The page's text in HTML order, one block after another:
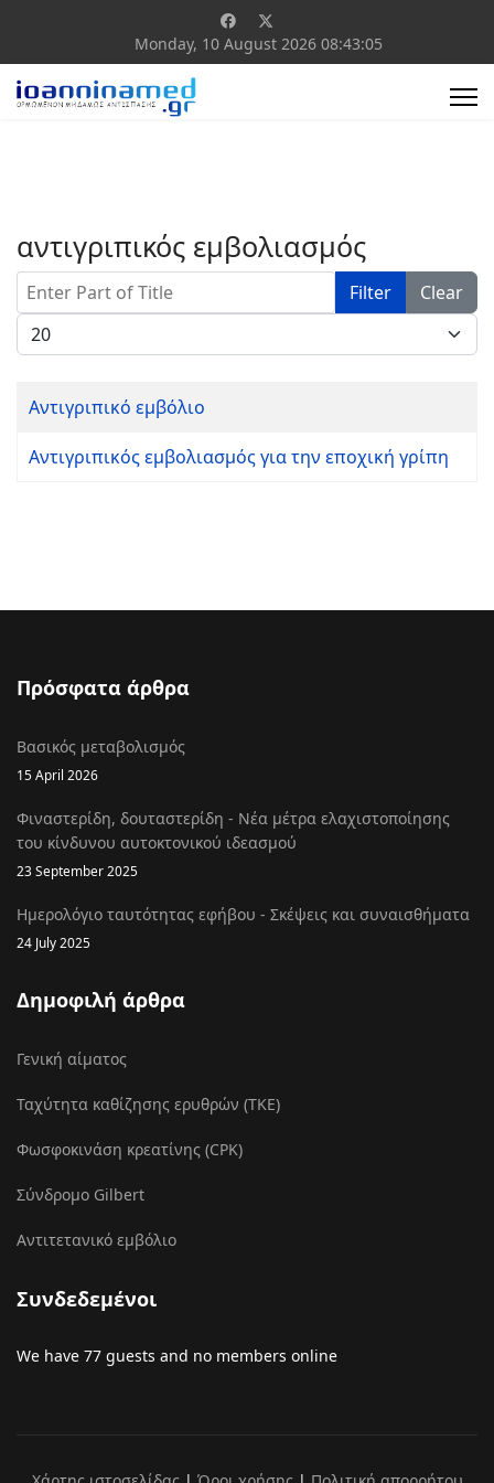
Monday, 10 August 2026 08:43:05
αντιγριπικός εμβολιασμός
Enter Part of Title Filter
Clear
Display #
Αντιγριπικό εμβόλιο
Αντιγριπικός εμβολιασμός για την εποχική γρίπη
Πρόσφατα άρθρα
Βασικός μεταβολισμός
15 April 2026
Φιναστερίδη, δουταστερίδη - Νέα μέτρα ελαχιστοποίησης
του κίνδυνου αυτοκτονικού ιδεασμού
23 September 2025
Ημερολόγιο ταυτότητας εφήβου - Σκέψεις και συναισθήματα
24 July 2025
Δημοφιλή άρθρα
Γενική αίματος
Ταχύτητα καθίζησης ερυθρών (ΤΚΕ)
Φωσφοκινάση κρεατίνης (CPK)
Σύνδρομο Gilbert
Αντιτετανικό εμβόλιο
Συνδεδεμένοι
We have 77 guests and no members online